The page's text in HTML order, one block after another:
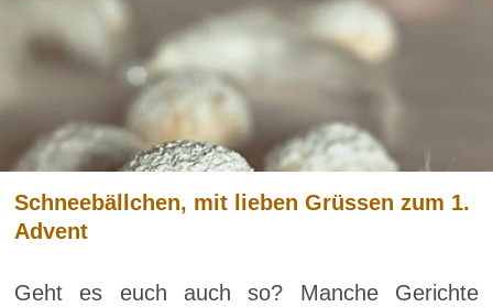
Schneebällchen, mit lieben Grüssen zum 1.
Advent
Geht es euch auch so? Manche Gerichte